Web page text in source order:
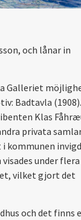
och lånar in
Galleriet
Badtavla (1908).
Klas
privata
kommunen
under flera
vilket gjort det
och det finns